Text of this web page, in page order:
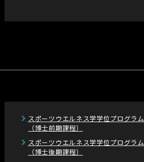
スポーツウエルネス学学位プログラム
（博士前期課程）
スポーツウエルネス学学位プログラム
（博士後期課程）